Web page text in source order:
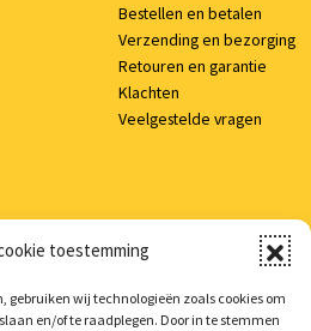
toestemming
gebruiken wij technologieën zoals cookies om
en/of te raadplegen. Door in te stemmen
Bestellen en betalen
Verzending en bezorging
Retouren en garantie
Klachten
Veelgestelde vragen